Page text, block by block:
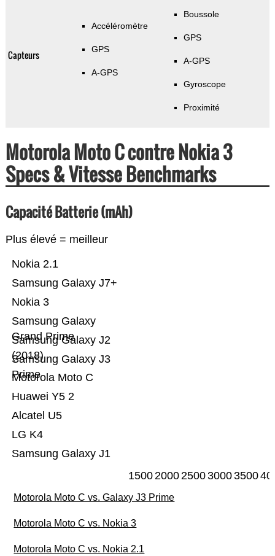
Capteurs
Accéléromètre
GPS
A-GPS
Boussole
GPS
A-GPS
Gyroscope
Proximité
Motorola Moto C contre Nokia 3
Specs & Vitesse Benchmarks
Capacité Batterie (mAh)
Plus élevé = meilleur
Samsung Galaxy J1
LG K4
Alcatel U5
Huawei Y5 2
Motorola Moto C
Samsung Galaxy J3
Prime
Samsung Galaxy J2
(2018)
Samsung Galaxy
Grand Prime
Nokia 3
Samsung Galaxy J7+
Nokia 2.1
15002000250030003500
Motorola Moto C vs. Galaxy J3 Prime
Motorola Moto C vs. Nokia 3
Motorola Moto C vs. Nokia 2.1